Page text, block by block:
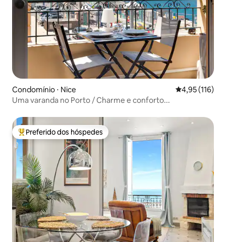
Condomínio ⋅ Nice 4,95 de uma
4,95 (116)
Uma varanda no Porto / Charme e conforto...
Entre os melhores preferidos dos hóspedes
Preferido dos hóspedes